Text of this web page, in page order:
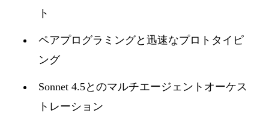
ト
ペアプログラミングと迅速なプロトタイピ
ング
Sonnet 4.5とのマルチエージェントオーケス
トレーション